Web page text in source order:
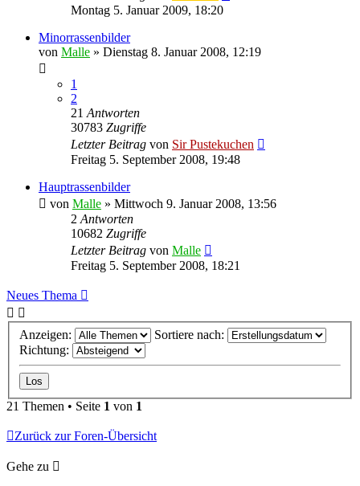
Montag 5. Januar 2009, 18:20
Minorrassenbilder
von Malle » Dienstag 8. Januar 2008, 12:19
1
2
21 Antworten
30783 Zugriffe
Letzter Beitrag von Sir Pustekuchen
Freitag 5. September 2008, 19:48
Hauptrassenbilder
von Malle » Mittwoch 9. Januar 2008, 13:56
2 Antworten
10682 Zugriffe
Letzter Beitrag von Malle
Freitag 5. September 2008, 18:21
Neues Thema
Anzeigen:
Sortiere nach:
Richtung:
21 Themen • Seite 1 von 1
Zurück zur Foren-Übersicht
Gehe zu